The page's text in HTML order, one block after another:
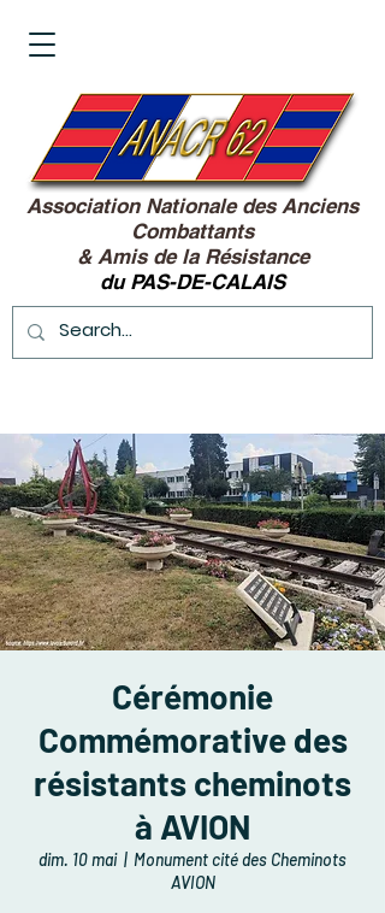
Association Nationale des Anciens
Combattants
& Amis de la Résistance
du PAS-DE-CALAIS
Cérémonie
Commémorative des
résistants cheminots
à AVION
dim. 10 mai
  |
Monument cité des Cheminots
AVION